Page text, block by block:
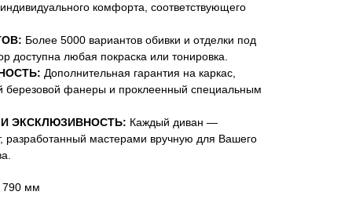
комфорта, соответствующего
Более 5000 вариантов обивки и отделки под
доступна любая покраска или тонировка.
Дополнительная гарантия на каркас,
березовой фанеры и проклеенный специальным
ЭКСКЛЮЗИВНОСТЬ: Каждый диван —
разработанный мастерами вручную для Вашего
790 мм